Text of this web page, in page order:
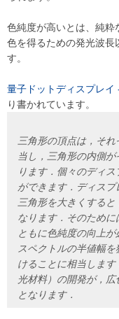
色純度が高いとは、純
色を得るための発光波長
す。
量子ドットディスプレ
り書かれています。
三角形の頂点は，そ
当し，三角形の内側
ります．個々のディ
ができます．ディス
三角形を大きくする
なります．そのため
ともに色純度の向上
スペクトルの半値幅
けることに相当しま
光材料）の開発が，
となります．